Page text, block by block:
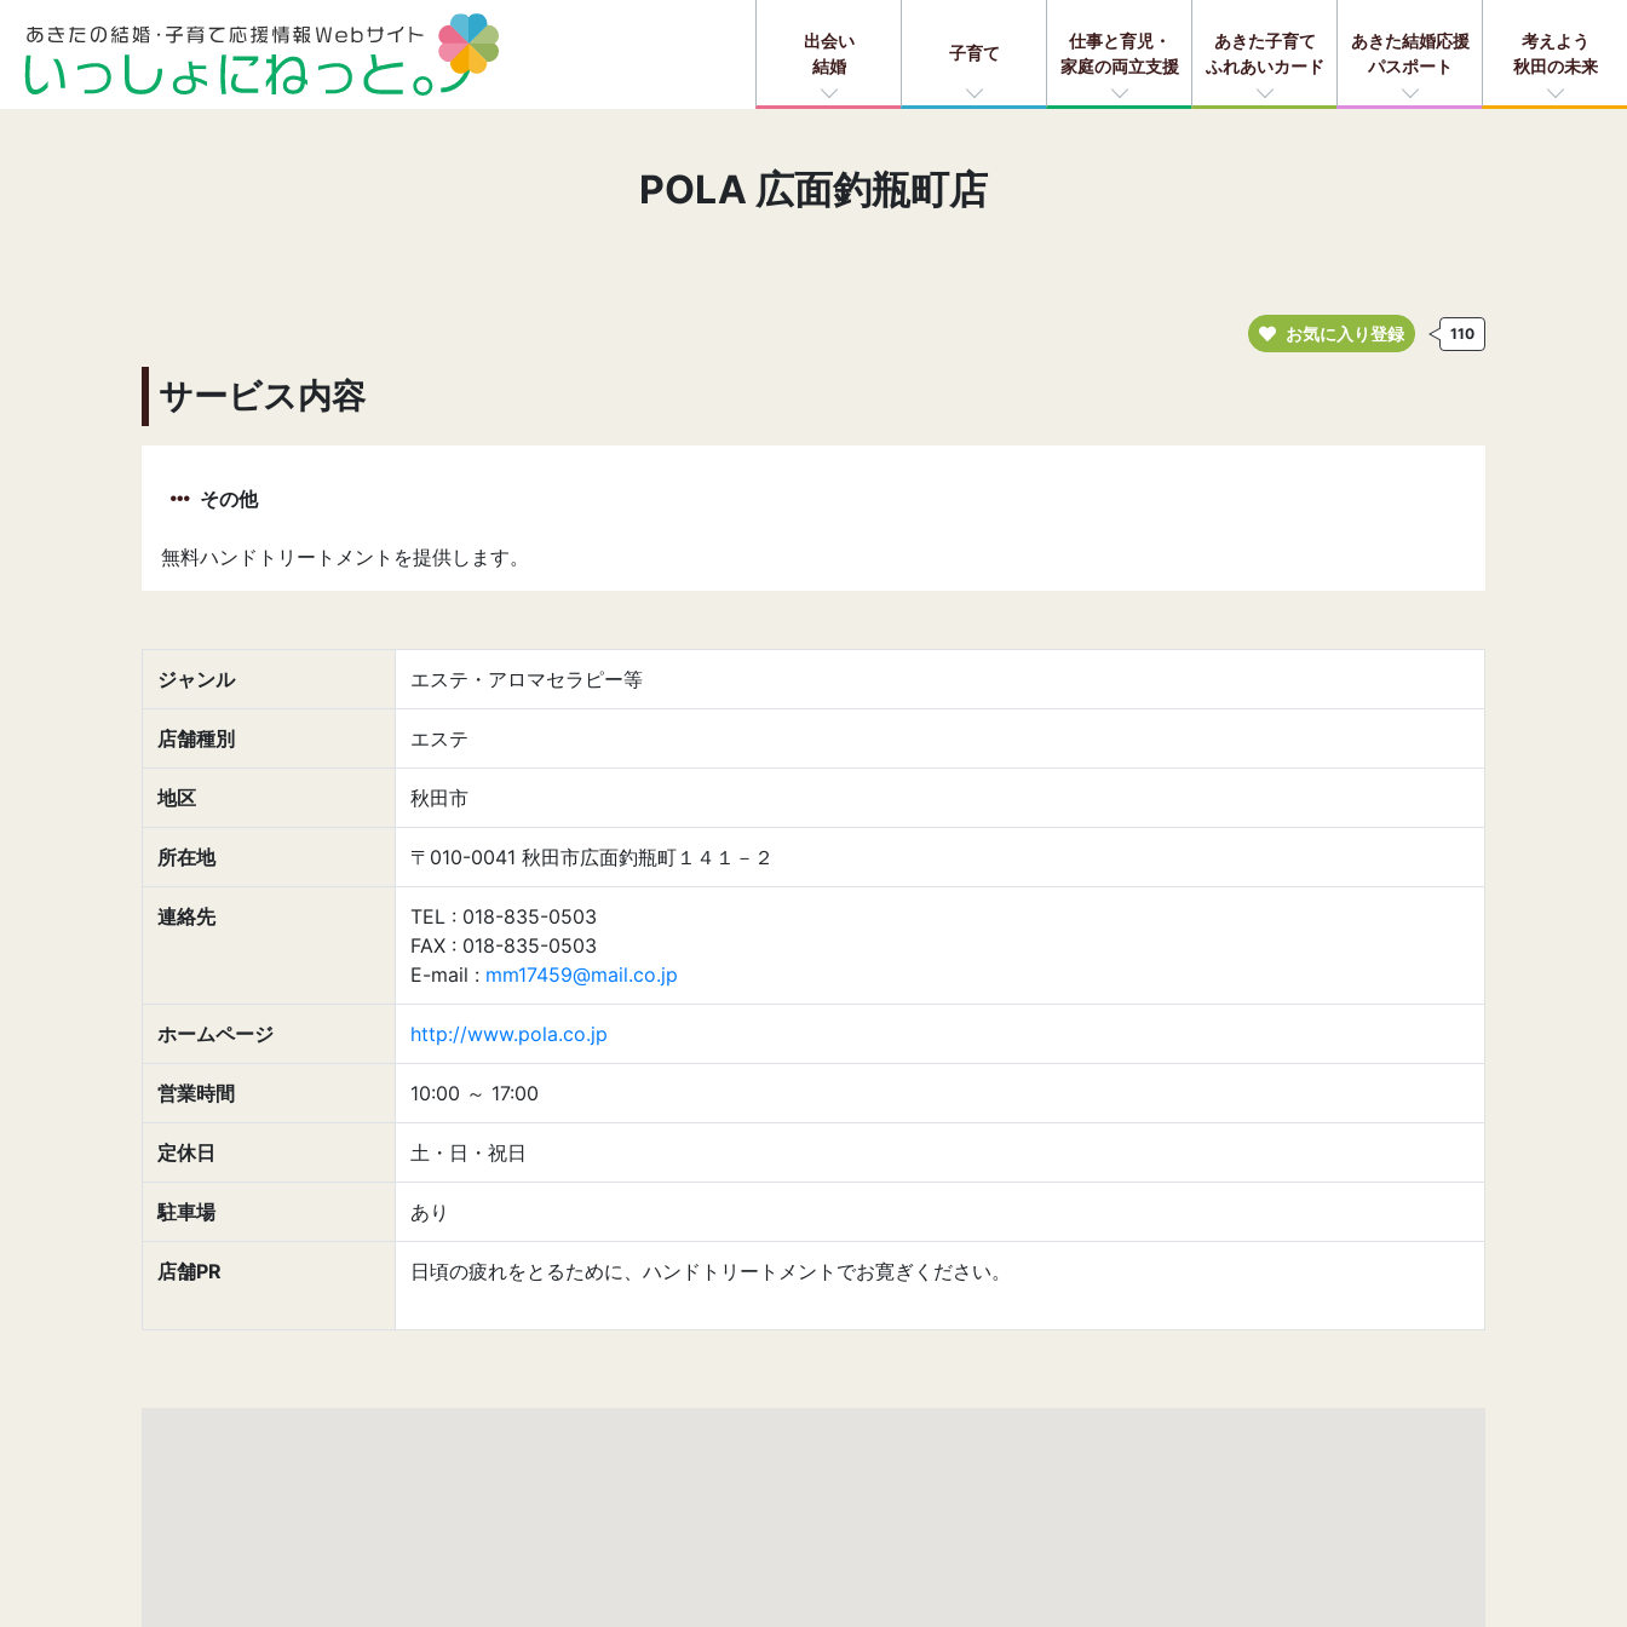
出会い
結婚
子育て
仕事と育児・
家庭の両立支援
あきた子育て
ふれあいカード
あきた結婚応援
パスポート
考えよう
秋田の未来
POLA 広面釣瓶町店
お気に入り登録 110
サービス内容
その他
無料ハンドトリートメントを提供します。
ジャンル エステ・アロマセラピー等
店舗種別 エステ
地区 秋田市
所在地 〒010-0041 秋田市広面釣瓶町１４１－２
連絡先
TEL : 018-835-0503
FAX : 018-835-0503
E-mail : mm17459@mail.co.jp
ホームページ http://www.pola.co.jp
営業時間 10:00 ～ 17:00
定休日 土・日・祝日
駐車場 あり
店舗PR 日頃の疲れをとるために、ハンドトリートメントでお寛ぎください。